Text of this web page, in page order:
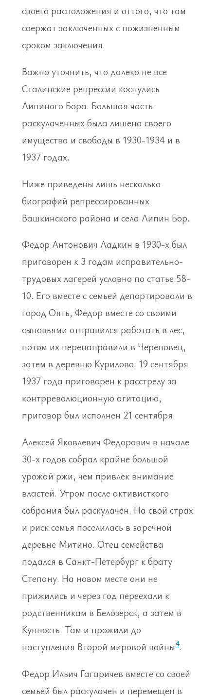
своего расположения и оттого, что там
соержат заключенных с пожизненным
сроком заключения.
Важно уточнить, что далеко не все
Сталинские репрессии коснулись
Липиного Бора. Большая часть
раскулаченных была лишена своего
имущества и свободы в 1930-1934 и в
1937 годах.
Ниже приведены лишь несколько
биографий репрессированных
Вашкинского района и села Липин Бор.
Федор Антонович Ладкин в 1930-х был
приговорен к 3 годам исправительно-
трудовых лагерей условно по статье 58-
10. Его вместе с семьей депортировали в
город Оять, Федор вместе со своими
сыновьями отправился работать в лес,
потом их перенаправили в Череповец,
затем в деревню Курилово. 19 сентября
1937 года приговорен к расстрелу за
контрреволюционную агитацию,
приговор был исполнен 21 сентября.
Алексей Яковлевич Федорович в начале
30-х годов собрал крайне большой
урожай ржи, чем привлек внимание
властей. Утром после активисткого
собрания был раскулачен. На свой страх
и риск семья поселилась в заречной
деревне Митино. Отец семейства
подался в Санкт-Петербург к брату
Степану. На новом месте они не
прижились и через год переехали к
родственникам в Белозерск, а затем в
Кунность. Там и прожили до
наступления Второй мировой войны4.
Федор Ильич Гагаричев вместе со своей
семьей был раскулачен и перемещен в